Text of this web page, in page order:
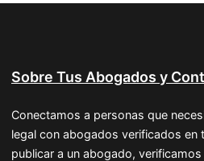
Sobre Tus Abogados y
Conectamos a personas que
legal con abogados verificados en
publicar a un abogado,